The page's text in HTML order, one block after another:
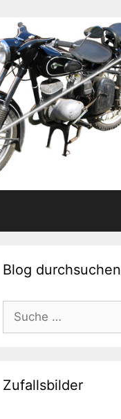
Blog durchsuchen
Suche
nach:
Zufallsbilder